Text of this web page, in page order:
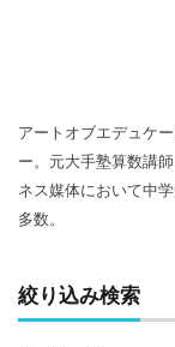
アートオブエデュケ
ー。元大手塾算数講
ネス媒体において中
多数。
絞り込み検索